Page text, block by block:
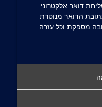
דואר אלקטרוני
הדואר מנוטרת
מספקת וכל עזרה